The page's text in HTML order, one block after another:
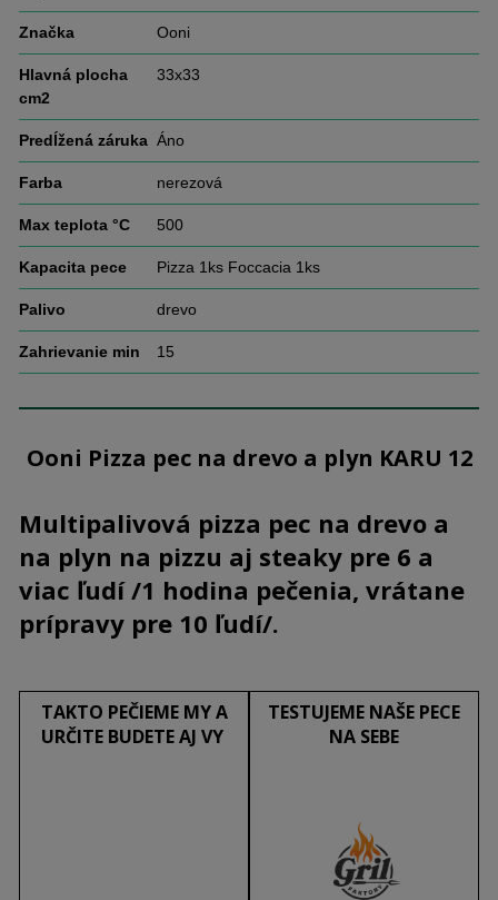
Značka Ooni
Hlavná plocha
cm2
33x33
Predĺžená záruka Áno
Farba nerezová
Max teplota °C 500
Kapacita pece Pizza 1ks Foccacia 1ks
Palivo drevo
Zahrievanie min 15
Ooni Pizza pec na drevo a plyn KARU 12
Multipalivová pizza pec na drevo a
na plyn na pizzu aj steaky pre 6 a
viac ľudí /1 hodina pečenia, vrátane
prípravy pre 10 ľudí/.
TAKTO PEČIEME MY A
URČITE BUDETE AJ VY
TESTUJEME NAŠE PECE
NA SEBE